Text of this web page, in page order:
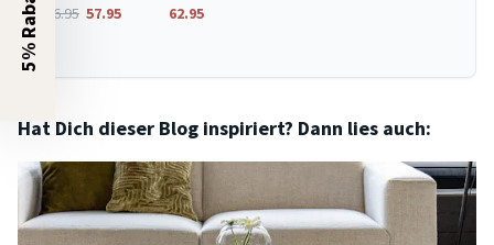
76.95 57.95 62.95
Hat Dich dieser Blog inspiriert? Dann lies auch: